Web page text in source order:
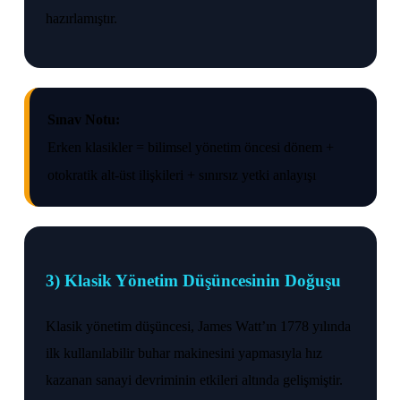
hazırlamıştır.
Sınav Notu:
Erken klasikler = bilimsel yönetim öncesi dönem +
otokratik alt-üst ilişkileri + sınırsız yetki anlayışı
3) Klasik Yönetim Düşüncesinin Doğuşu
Klasik yönetim düşüncesi, James Watt’ın 1778 yılında
ilk kullanılabilir buhar makinesini yapmasıyla hız
kazanan sanayi devriminin etkileri altında gelişmiştir.